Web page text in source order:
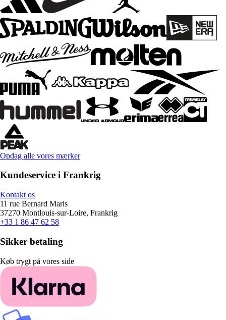
Opdag alle vores mærker
Kundeservice i Frankrig
Kontakt os
11 rue Bernard Maris
37270 Montlouis-sur-Loire, Frankrig
+33 1 86 47 62 58
Sikker betaling
Køb trygt på vores side